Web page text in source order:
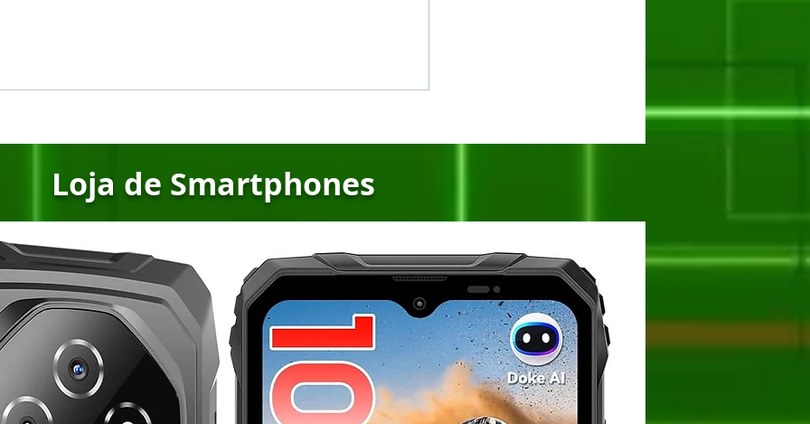
O novo smartphone
Gigante de 36GB RAM e
Loja de Smartphones